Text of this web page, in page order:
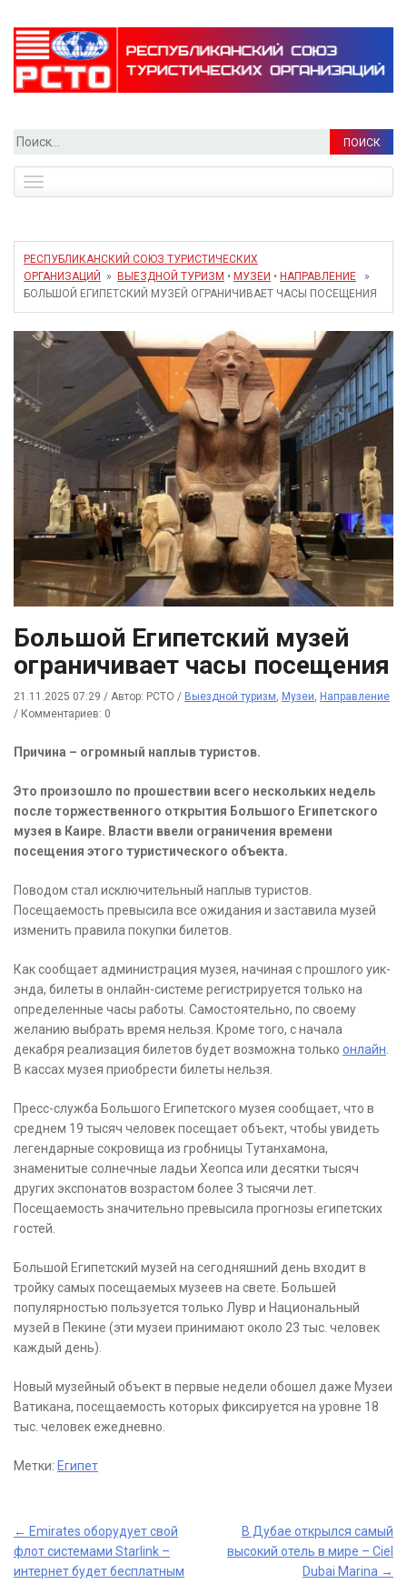
Найти:
navigation
РЕСПУБЛИКАНСКИЙ СОЮЗ ТУРИСТИЧЕСКИХ
ОРГАНИЗАЦИЙ
» ВЫЕЗДНОЙ ТУРИЗМ • МУЗЕИ • НАПРАВЛЕНИЕ »
БОЛЬШОЙ ЕГИПЕТСКИЙ МУЗЕЙ ОГРАНИЧИВАЕТ ЧАСЫ ПОСЕЩЕНИЯ
Большой Египетский музей
ограничивает часы посещения
21.11.2025 07:29 / Автор: РСТО / Выездной туризм, Музеи, Направление
/ Комментариев: 0
Причина – огромный наплыв туристов.
Это произошло по прошествии всего нескольких недель
после торжественного открытия Большого Египетского
музея в Каире. Власти ввели ограничения времени
посещения этого туристического объекта.
Поводом стал исключительный наплыв туристов.
Посещаемость превысила все ожидания и заставила музей
изменить правила покупки билетов.
Как сообщает администрация музея, начиная с прошлого уик-
энда, билеты в онлайн-системе регистрируется только на
определенные часы работы. Самостоятельно, по своему
желанию выбрать время нельзя. Кроме того, с начала
декабря реализация билетов будет возможна только онлайн
В кассах музея приобрести билеты нельзя.
Пресс-служба Большого Египетского музея сообщает, что в
среднем 19 тысяч человек посещает объект, чтобы увидеть
легендарные сокровища из гробницы Тутанхамона,
знаменитые солнечные ладьи Хеопса или десятки тысяч
других экспонатов возрастом более 3 тысячи лет.
Посещаемость значительно превысила прогнозы египетских
гостей.
Большой Египетский музей на сегодняшний день входит в
тройку самых посещаемых музеев на свете. Большей
популярностью пользуется только Лувр и Национальный
музей в Пекине (эти музеи принимают около 23 тыс. человек
каждый день).
Новый музейный объект в первые недели обошел даже Музеи
Ватикана, посещаемость которых фиксируется на уровне 18
тыс. человек ежедневно.
Метки: Египет
Post
navigation
← Emirates оборудует свой
флот системами Starlink –
интернет будет бесплатным
В Дубае открылся самый
высокий отель в мире – Ciel
Dubai Marina →